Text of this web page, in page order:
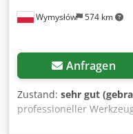
Wymysłów 574 km
Anfragen
Zustand: sehr gut
professioneller
DIN 69871. Die Halter